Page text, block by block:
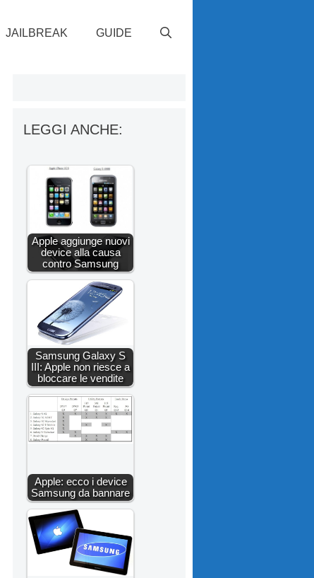
JAILBREAK GUIDE
LEGGI ANCHE:
Apple aggiunge nuovi
device alla causa
contro Samsung
Samsung Galaxy S
III: Apple non riesce a
bloccare le vendite
Apple: ecco i device
Samsung da bannare